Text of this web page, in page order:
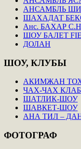
АНСАМБЛЬ
ШАХАДАТ
Анс. БАХАР
ШОУ БАЛЕТ
ДОЛАН
ШОУ, КЛУБЫ
АКИМЖАН
ЧАХ-ЧАХ КЛАБ
ШАТЛИК-ШОУ
ШАВКЕТ-ШОУ
АНА ТИЛ –
ФОТОГРАФ